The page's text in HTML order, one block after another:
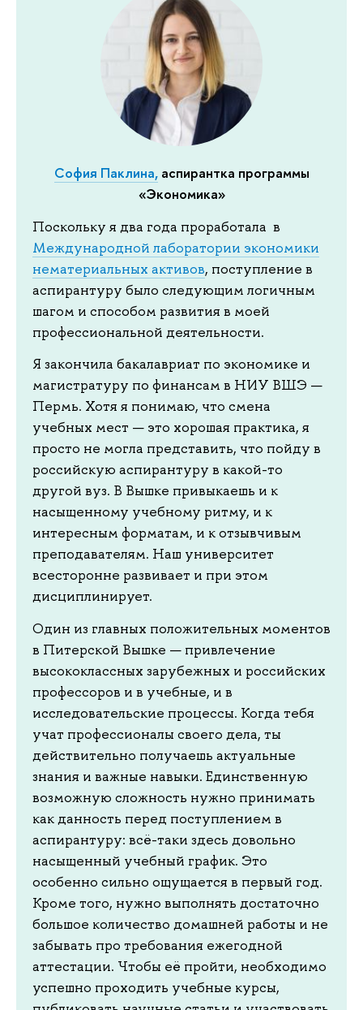
София Паклина,аспирантка программы
«Экономика»
Поскольку я два года проработала в
Международной лаборатории экономики
нематериальных активов, поступление в
аспирантуру было следующим логичным
шагом и способом развития в моей
профессиональной деятельности.
Я закончила бакалавриат по экономике и
магистратуру по финансам в НИУ ВШЭ —
Пермь. Хотя я понимаю, что смена
учебных мест — это хорошая практика, я
просто не могла представить, что пойду в
российскую аспирантуру в какой-то
другой вуз. В Вышке привыкаешь и к
насыщенному учебному ритму, и к
интересным форматам, и к отзывчивым
преподавателям. Наш университет
всесторонне развивает и при этом
дисциплинирует.
Один из главных положительных моментов
в Питерской Вышке — привлечение
высококлассных зарубежных и российских
профессоров и в учебные, и в
исследовательские процессы. Когда тебя
учат профессионалы своего дела, ты
действительно получаешь актуальные
знания и важные навыки. Единственную
возможную сложность нужно принимать
как данность перед поступлением в
аспирантуру: всё-таки здесь довольно
насыщенный учебный график. Это
особенно сильно ощущается в первый год.
Кроме того, нужно выполнять достаточно
большое количество домашней работы и не
забывать про требования ежегодной
аттестации. Чтобы её пройти, необходимо
успешно проходить учебные курсы,